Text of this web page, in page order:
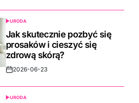
POSTED
IN
URODA
Jak skutecznie pozbyć się
prosaków i cieszyć się
zdrową skórą?
Post2026-06-23
POSTED
URODA